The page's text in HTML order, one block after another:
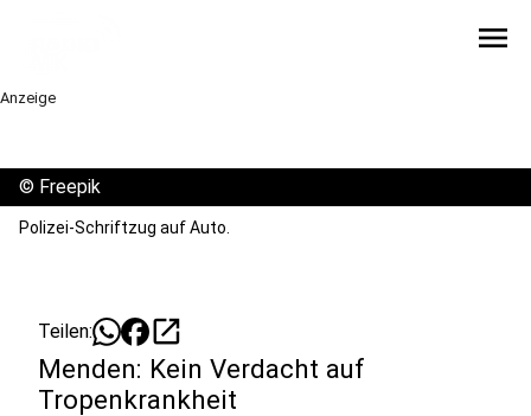
menu
Anzeige
© Freepik
Polizei-Schriftzug auf Auto.
Teilen: open_in_new
Menden: Kein Verdacht auf
Tropenkrankheit